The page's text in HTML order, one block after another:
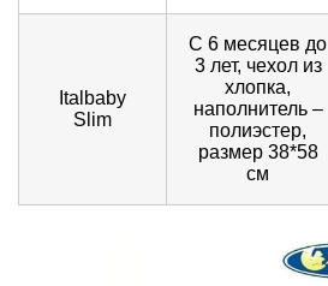
Italbaby
Slim
С 6 месяцев до
3 лет, чехол из
хлопка,
наполнитель –
полиэстер,
размер 38*58
см